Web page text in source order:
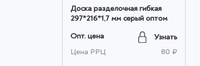
Доска разделочная гибкая
297*216*1,7 мм серый оптом
Опт. цена
Узнать
Цена РРЦ
80 ₽